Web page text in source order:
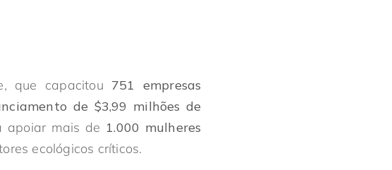
que capacitou 751 empresas
de $3,99 milhões de
apoiar mais de 1.000 mulheres
ecológicos críticos.